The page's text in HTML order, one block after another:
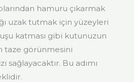
hamuru çıkarmak
uzak tutmak için yüzeyleri
katması gibi kutunuzun
taze görünmesini
sağlayacaktır. Bu adımı